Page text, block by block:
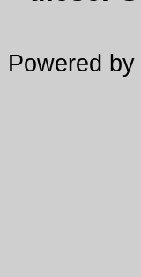
Powered by